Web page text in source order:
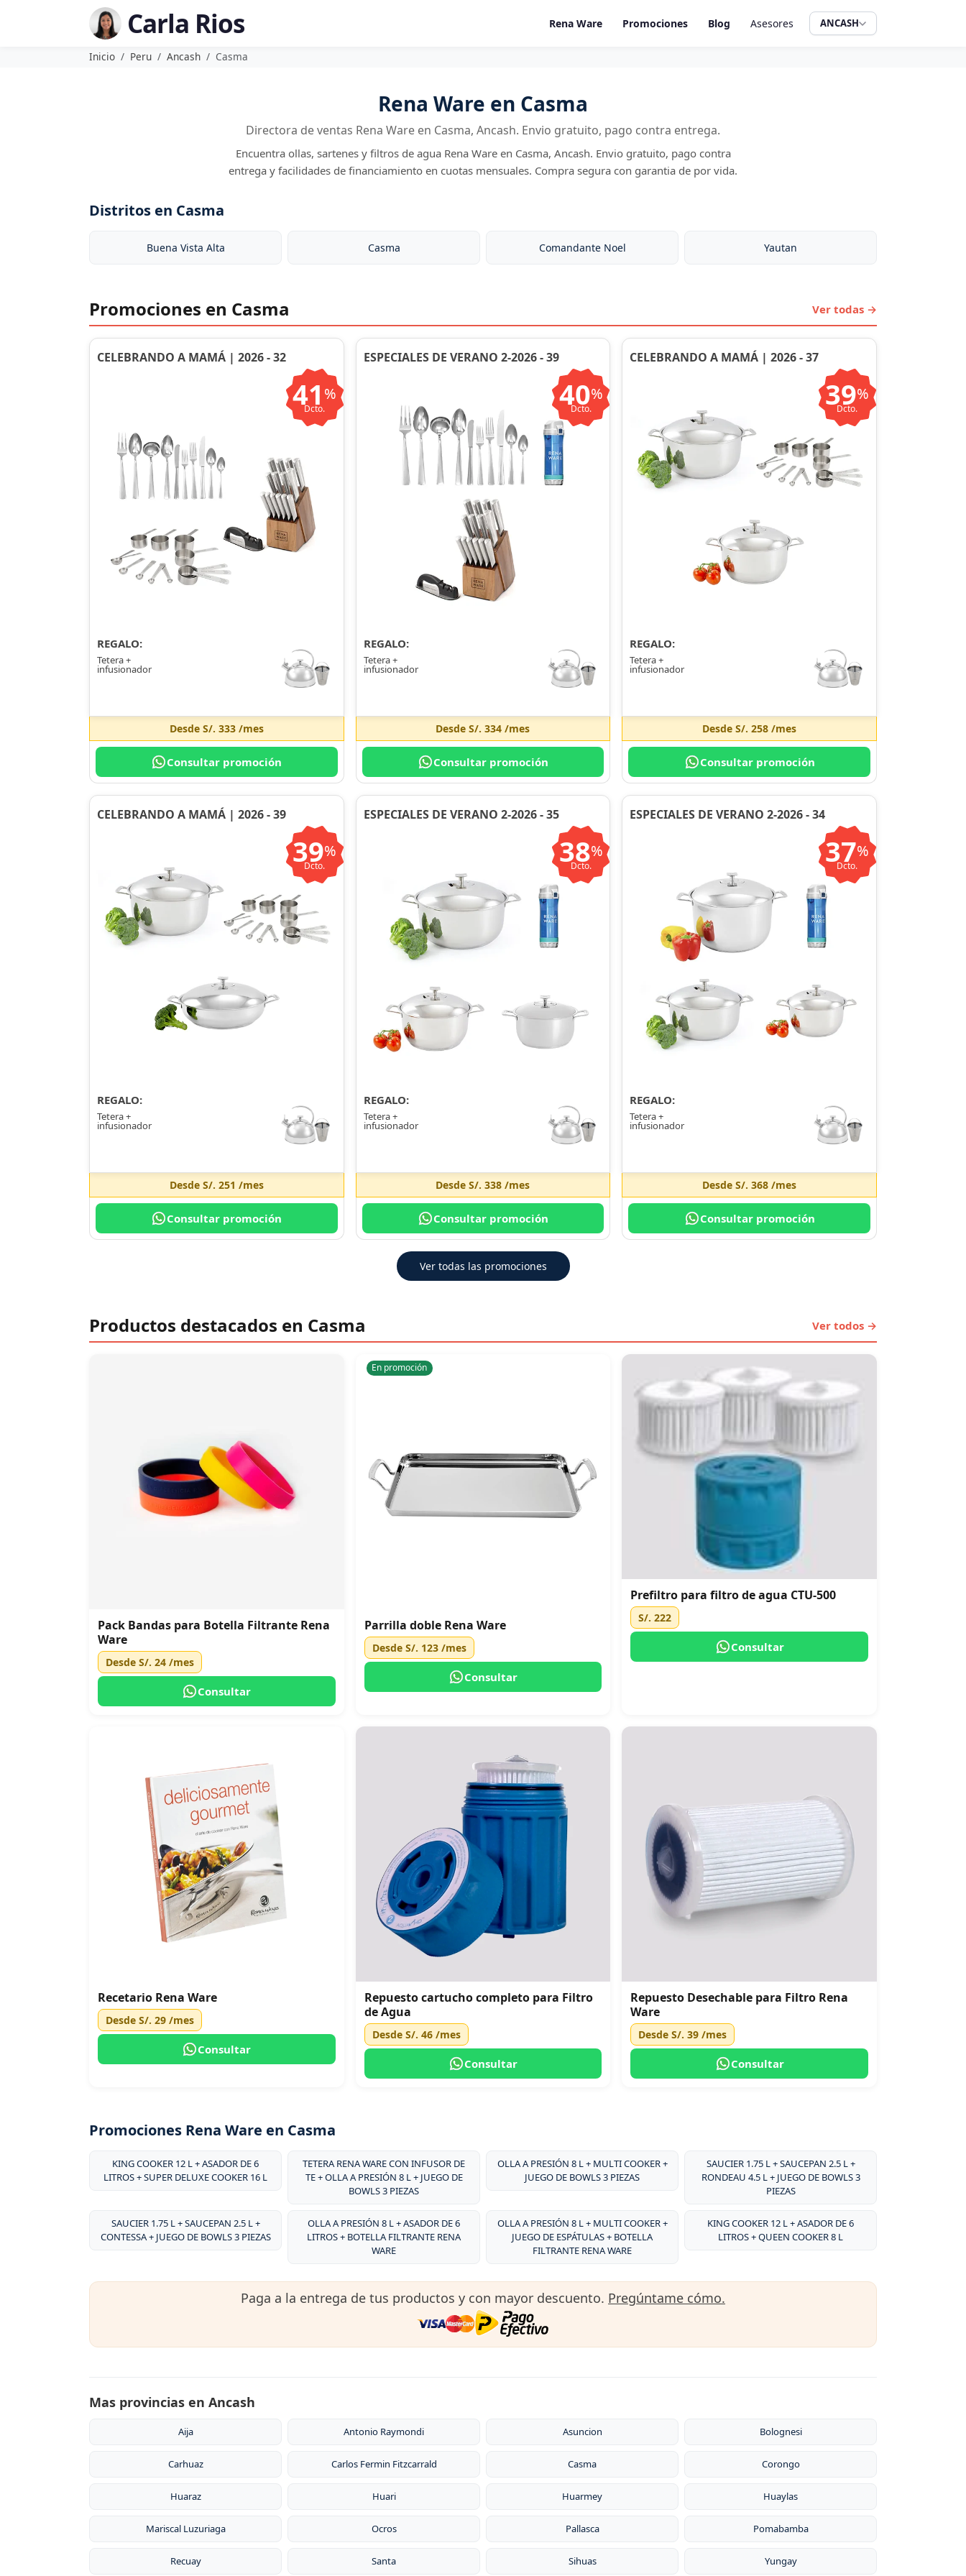
Carla Rios Rena Ware Promociones Blog Asesores ANCASH
Inicio Peru Ancash Casma
Rena Ware en Casma
Directora de ventas Rena Ware en Casma, Ancash. Envio gratuito, pago contra entrega.
Encuentra ollas, sartenes y filtros de agua Rena Ware en Casma, Ancash. Envio gratuito, pago contra
entrega y facilidades de financiamiento en cuotas mensuales. Compra segura con garantia de por vida.
Distritos en Casma
Buena Vista Alta Casma Comandante Noel Yautan
Promociones en Casma Ver todas →
CELEBRANDO A MAMÁ | 2026 - 32
41 %
Dcto.
REGALO:
Tetera +
infusionador
Desde S/. 333/mes
Consultar promoción
ESPECIALES DE VERANO 2-2026 - 39
40%
Dcto.
REGALO:
Tetera +
infusionador
DesdeS/. 334 /mes
Consultar promoción
CELEBRANDO A MAMÁ | 2026 - 37
39%
Dcto.
REGALO:
Tetera +
infusionador
DesdeS/. 258 /mes
Consultar promoción
CELEBRANDO A MAMÁ | 2026 - 39
39%
Dcto.
REGALO:
Tetera +
infusionador
Desde S/. 251 /mes
Consultar promoción
ESPECIALES DE VERANO 2-2026 - 35
38%
Dcto.
REGALO:
Tetera +
infusionador
DesdeS/. 338 /mes
Consultar promoción
ESPECIALES DE VERANO 2-2026 - 34
37%
Dcto.
REGALO:
Tetera +
infusionador
DesdeS/. 368 /mes
Consultar promoción
Ver todas las promociones
Productos destacados en Casma Ver todos →
Pack Bandas para Botella Filtrante Rena
Ware
Desde S/. 24 /mes
Consultar
En promoción
Parrilla doble Rena Ware
Desde S/. 123/mes
Consultar
Prefiltro para filtro de agua CTU-500
S/. 222
Consultar
Recetario Rena Ware
Desde S/. 29 /mes
Consultar
Repuesto cartucho completo para Filtro
de Agua
Desde S/. 46/mes
Consultar
Repuesto Desechable para Filtro Rena
Ware
DesdeS/. 39 /mes
Consultar
Promociones Rena Ware en Casma
KING COOKER 12 L + ASADOR DE 6
LITROS + SUPER DELUXE COOKER 16 L
TETERA RENA WARE CON INFUSOR DE
TE + OLLA A PRESIÓN 8 L + JUEGO DE
BOWLS 3 PIEZAS
OLLA A PRESIÓN 8 L + MULTI COOKER +
JUEGO DE BOWLS 3 PIEZAS
SAUCIER 1.75 L + SAUCEPAN 2.5 L +
RONDEAU 4.5 L + JUEGO DE BOWLS 3
PIEZAS
SAUCIER 1.75 L + SAUCEPAN 2.5 L +
CONTESSA + JUEGO DE BOWLS 3 PIEZAS
OLLA A PRESIÓN 8 L + ASADOR DE 6
LITROS + BOTELLA FILTRANTE RENA
WARE
OLLA A PRESIÓN 8 L + MULTI COOKER +
JUEGO DE ESPÁTULAS + BOTELLA
FILTRANTE RENA WARE
KING COOKER 12 L + ASADOR DE 6
LITROS + QUEEN COOKER 8 L
Paga a la entrega de tus productos y con mayor descuento. Pregúntame cómo.
Mas provincias en Ancash
Aija Antonio Raymondi Asuncion Bolognesi
Carhuaz Carlos Fermin Fitzcarrald Casma Corongo
Huaraz Huari Huarmey Huaylas
Mariscal Luzuriaga Ocros Pallasca Pomabamba
Recuay Santa Sihuas Yungay